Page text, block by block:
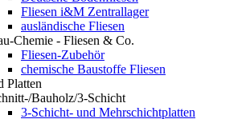
Fliesen i&M Zentrallager
ausländische Fliesen
Chemie - Fliesen & Co.
Fliesen-Zubehör
chemische Baustoffe Fliesen
Platten
Bauholz/3-Schicht
3-Schicht- und Mehrschichtplatten